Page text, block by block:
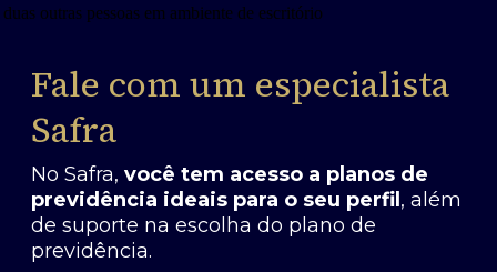
Fale com um especialista
Safra
No Safra, você tem acesso a planos de
previdência ideais para o seu perfil , além
de suporte na escolha do plano de
previdência.